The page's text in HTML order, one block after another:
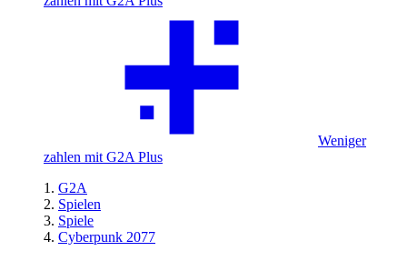
Weniger
zahlen mit G2A Plus
G2A
Spielen
Spiele
Cyberpunk 2077